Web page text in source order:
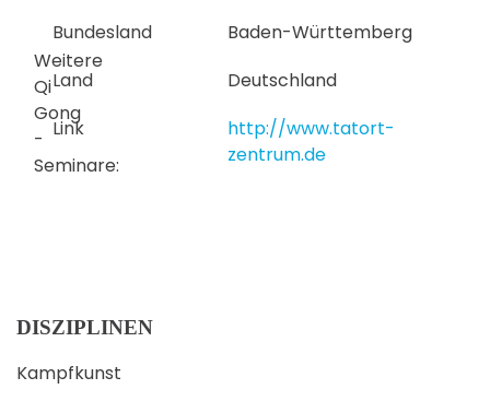
Weitere
Qi
Gong
-
Seminare:
Bundesland
Baden-Württemberg
Land
Deutschland
Link
http://www.tatort-
zentrum.de
DISZIPLINEN
Kampfkunst